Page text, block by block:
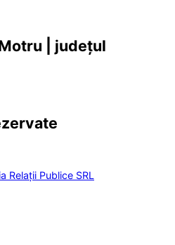
| județul
Relații Publice SRL